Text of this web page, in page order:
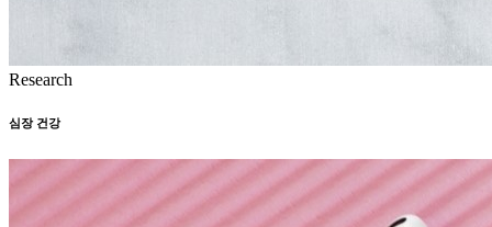
Research
심장 건강